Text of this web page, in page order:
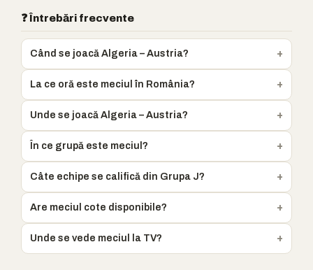
❓ Întrebări frecvente
Când se joacă Algeria – Austria?
La ce oră este meciul în România?
Unde se joacă Algeria – Austria?
În ce grupă este meciul?
Câte echipe se califică din Grupa J?
Are meciul cote disponibile?
Unde se vede meciul la TV?